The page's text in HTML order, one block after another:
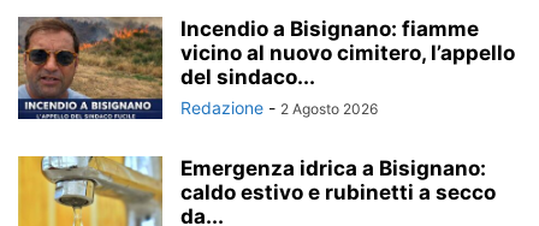
Incendio a Bisignano: fiamme
vicino al nuovo cimitero, l’appello
del sindaco...
Redazione - 2 Agosto 2026
Emergenza idrica a Bisignano:
caldo estivo e rubinetti a secco
da...